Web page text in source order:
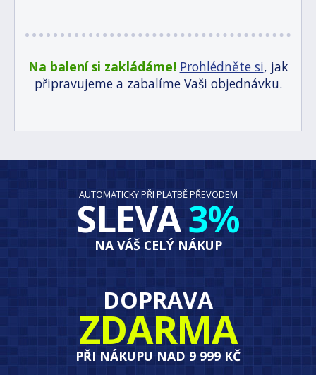
Na balení si zakládáme! Prohlédněte si, jak
připravujeme a zabalíme Vaši objednávku.
AUTOMATICKY PŘI PLATBĚ PŘEVODEM
SLEVA3%
NA VÁŠ CELÝ NÁKUP
DOPRAVA
ZDARMA
PŘI NÁKUPU NAD 9 999 KČ